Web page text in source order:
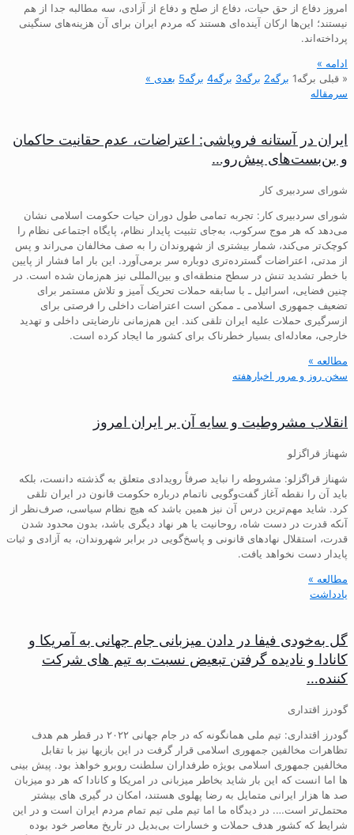
امروز دفاع از حق حیات، دفاع از صلح و دفاع از آزادی، سه مطالبه جدا از هم
نیستند؛ این‌ها ارکان آینده‌ای هستند که مردم ایران برای آن هزینه‌های سنگینی
پرداخته‌اند.
ادامه »
« قبلی برگه1 برگه2 برگه3 برگه4 برگه5 بعدی »
سرمقاله
ایران در آستانه فروپاشی: اعتراضات، عدم حقانیت حاکمان
و بن‌بست‌های پیش‌رو…
شورای سردبیری کار
شورای سردبیری کار: تجربه تمامی طول دوران حیات حکومت اسلامی نشان
می‌دهد که هر موج سرکوب، به‌جای تثبیت پایدار نظام، پایگاه اجتماعی نظام را
کوچک‌تر می‌کند، شمار بیشتری از شهروندان را به صف مخالفان می‌راند و پس
از مدتی، اعتراضات گسترده‌تری دوباره سر برمی‌آورد. این بار اما فشار از پایین
با خطر تشدید تنش در سطح منطقه‌ای و بین‌المللی نیز هم‌زمان شده است. در
چنین فضایی، اسرائیل ـ با سابقه حملات تحریک آمیز و تلاش مستمر برای
تضعیف جمهوری اسلامی ـ ممکن است اعتراضات داخلی را فرصتی برای
ازسرگیری حملات علیه ایران تلقی کند. این هم‌زمانی نارضایتی داخلی و تهدید
خارجی، معادله‌ای بسیار خطرناک برای کشور ما ایجاد کرده است.
مطالعه »
سخن روز و مرور اخبارهفته
انقلاب مشروطیت و سایه آن بر ایران امروز
شهناز قراگزلو
شهناز قراگزلو: مشروطه را نباید صرفاً رویدادی متعلق به گذشته دانست، بلکه
باید آن را نقطه آغاز گفت‌وگویی ناتمام درباره حکومت قانون در ایران تلقی
کرد. شاید مهم‌ترین درس آن نیز همین باشد که هیچ نظام سیاسی، صرف‌نظر از
آنکه قدرت در دست شاه، روحانیت یا هر نهاد دیگری باشد، بدون محدود شدن
قدرت، استقلال نهادهای قانونی و پاسخ‌گویی در برابر شهروندان، به آزادی و ثبات
پایدار دست نخواهد یافت.
مطالعه »
یادداشت
گل به‌خودی فیفا در دادن میزبانی جام جهانی به آمریکا و
کانادا و نادیده گرفتن تبعیض نسبت به تیم های شرکت
کننده…
گودرز اقتداری
گودرز اقتداری: تیم ملی همانگونه که در جام جهانی ۲۰۲۲ در قطر هم هدف
تظاهرات مخالفین جمهوری اسلامی قرار گرفت در این بازیها نیز با تقابل
مخالفین جمهوری اسلامی بویژه طرفداران سلطنت روبرو خواهذ بود. پیش بینی
ها اما انست که این بار شاید بخاطر میزبانی در امریکا و کانادا که هر دو میزبان
صد ها هزار ایرانی متمایل به رضا پهلوی هستند، امکان در گیری های بیشتر
محتمل‌تر است…. در دیدگاه ما اما تیم ملی تیم تمام مردم ایران است و در این
شرایط که کشور هدف حملات و خسارات بی‌بدیل در تاریخ معاصر خود بوده